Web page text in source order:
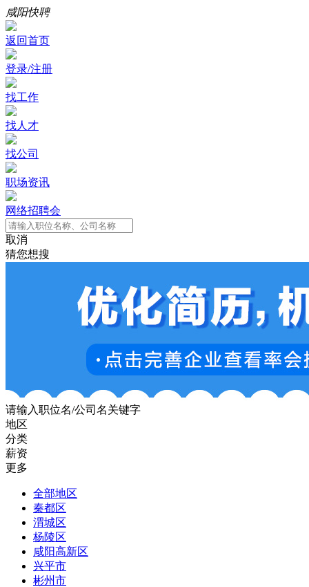
咸阳快聘
返回首页
登录/注册
找工作
找人才
找公司
职场资讯
网络招聘会
取消
猜您想搜
请输入职位名/公司名关键字
地区
分类
薪资
更多
全部地区
秦都区
渭城区
杨陵区
咸阳高新区
兴平市
彬州市